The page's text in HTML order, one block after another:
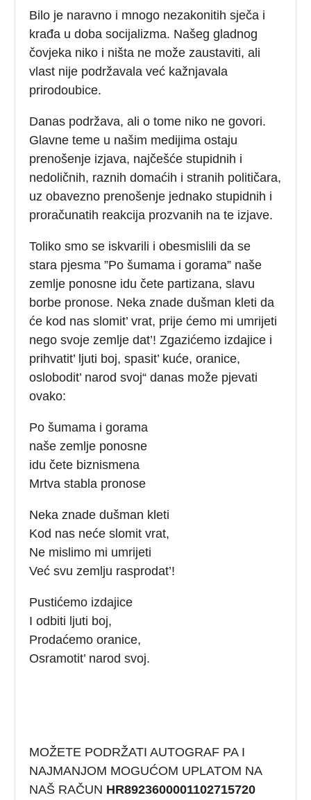
Bilo je naravno i mnogo nezakonitih sječa i
krađa u doba socijalizma. Našeg gladnog
čovjeka niko i ništa ne može zaustaviti, ali
vlast nije podržavala već kažnjavala
prirodoubice.
Danas podržava, ali o tome niko ne govori.
Glavne teme u našim medijima ostaju
prenošenje izjava, najčešće stupidnih i
nedoličnih, raznih domaćih i stranih političara,
uz obavezno prenošenje jednako stupidnih i
proračunatih reakcija prozvanih na te izjave.
Toliko smo se iskvarili i obesmislili da se
stara pjesma ”Po šumama i gorama” naše
zemlje ponosne idu čete partizana, slavu
borbe pronose. Neka znade dušman kleti da
će kod nas slomit’ vrat, prije ćemo mi umrijeti
nego svoje zemlje dat’! Zgazićemo izdajice i
prihvatit’ ljuti boj, spasit’ kuće, oranice,
oslobodit’ narod svoj“ danas može pjevati
ovako:
Po šumama i gorama
naše zemlje ponosne
idu čete biznismena
Mrtva stabla pronose
Neka znade dušman kleti
Kod nas neće slomit vrat,
Ne mislimo mi umrijeti
Već svu zemlju rasprodat’!
Pustićemo izdajice
I odbiti ljuti boj,
Prodaćemo oranice,
Osramotit’ narod svoj.
MOŽETE PODRŽATI AUTOGRAF PA I
NAJMANJOM MOGUĆOM UPLATOM NA
NAŠ RAČUN HR8923600001102715720